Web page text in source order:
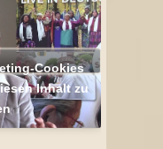
Cookies
Inhalt zu